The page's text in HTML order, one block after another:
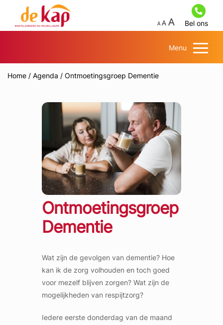
Bel ons
Menu
Home / Agenda / Ontmoetingsgroep Dementie
Ontmoetingsgroep
Dementie
Wat zijn de gevolgen van dementie? Hoe
kan ik de zorg volhouden en toch goed
voor mezelf blijven zorgen? Wat zijn de
mogelijkheden van respijtzorg?
Iedere eerste donderdag van de maand